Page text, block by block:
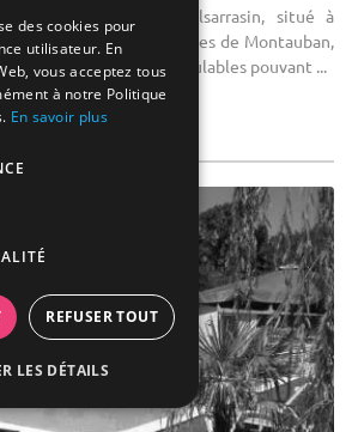
L'Hôtel Artel de Castelsarrasin, situé à
Midi et à quelques minutes de Montauban,
entièrement modulables pouvant ...
des cookies pour
utilisateur. En
vous acceptez tous
à notre Politique
En savoir plus
REFUSER TOUT
LES DÉTAILS